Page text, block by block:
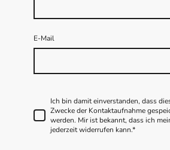
E-Mail
Ich bin damit einverstanden, dass
Zwecke der Kontaktaufnahme
werden. Mir ist bekannt, dass ich
jederzeit widerrufen kann.*